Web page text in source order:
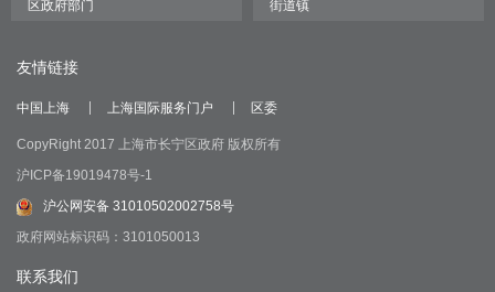
友情链接
中国上海 上海国际服务门户 区委
CopyRight 2017 上海市长宁区政府 版权所有
沪ICP备19019478号-1
沪公网安备 31010502002758号
政府网站标识码：3101050013
联系我们